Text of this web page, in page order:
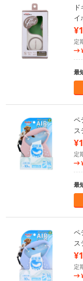
イ
定
最
ペ
ス
定
最
ペ
ス
定